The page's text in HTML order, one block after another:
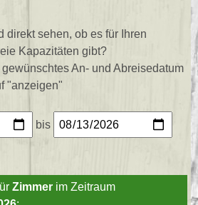
direkt sehen, ob es für Ihren
Kapazitäten gibt?
An- und Abreisedatum
"anzeigen"
bis
Zimmer im Zeitraum